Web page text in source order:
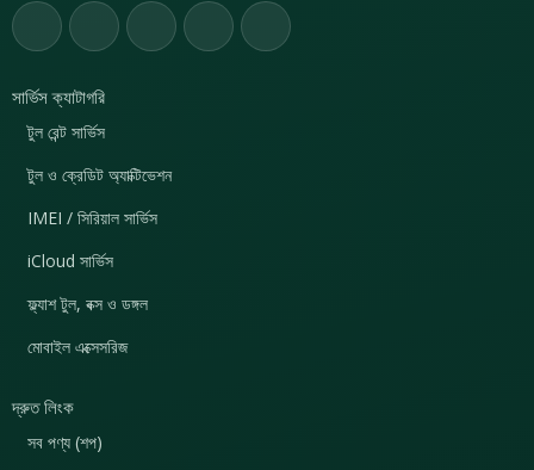
সার্ভিস ক্যাটাগরি
টুল রেন্ট সার্ভিস
টুল ও ক্রেডিট অ্যাক্টিভেশন
IMEI / সিরিয়াল সার্ভিস
iCloud সার্ভিস
ফ্ল্যাশ টুল, বক্স ও ডঙ্গল
মোবাইল এক্সেসরিজ
দ্রুত লিংক
সব পণ্য (শপ)